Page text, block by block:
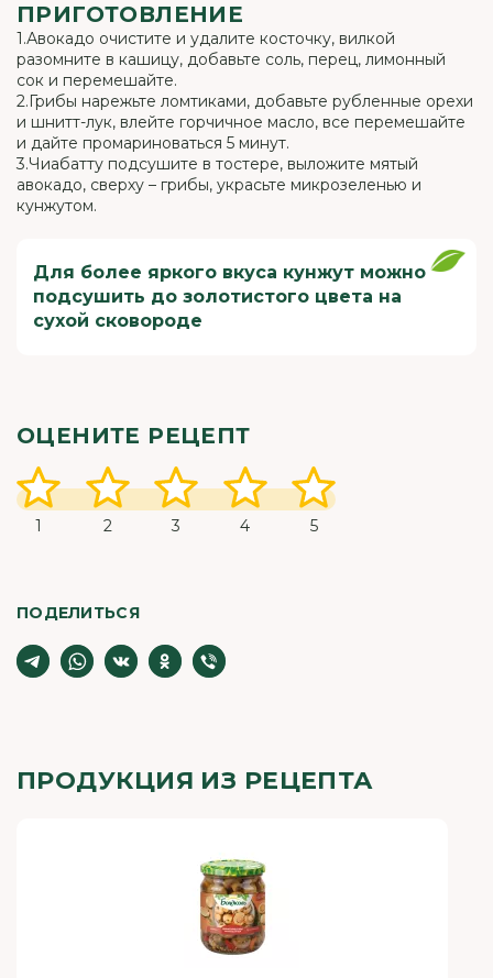
ПРИГОТОВЛЕНИЕ
1.Авокадо очистите и удалите косточку, вилкой
разомните в кашицу, добавьте соль, перец, лимонный
сок и перемешайте.
2.Грибы нарежьте ломтиками, добавьте рубленные орехи
и шнитт-лук, влейте горчичное масло, все перемешайте
и дайте промариноваться 5 минут.
3.Чиабатту подсушите в тостере, выложите мятый
авокадо, сверху – грибы, украсьте микрозеленью и
кунжутом.
Для более яркого вкуса кунжут можно
подсушить до золотистого цвета на
сухой сковороде
ОЦЕНИТЕ РЕЦЕПТ
1 2 3 4 5
ПОДЕЛИТЬСЯ
ПРОДУКЦИЯ ИЗ РЕЦЕПТА